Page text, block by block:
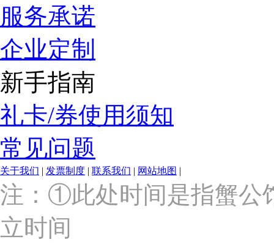
服务承诺
企业定制
新手指南
礼卡/券使用须知
常见问题
关于我们 | 发票制度 | 联系我们 | 网站地图 |
上
海
市
浦
东
注：①此处时间是指蟹公
立时间